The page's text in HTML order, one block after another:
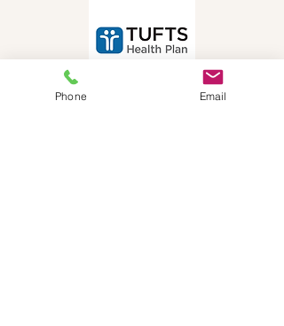
Phone Email